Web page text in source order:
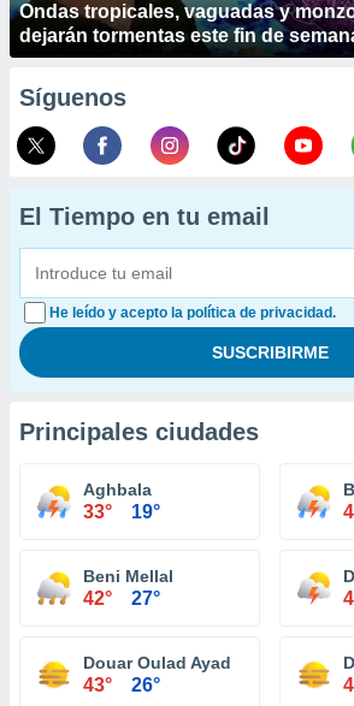
Ondas tropicales, vaguadas y
dejarán tormentas este fin de
Síguenos
El Tiempo en tu email
He leído y acepto la política de privacidad.
Principales ciudades
Aghbala
33° 19°
Beni Mellal
42° 27°
Douar Oulad Ayad
43° 26°